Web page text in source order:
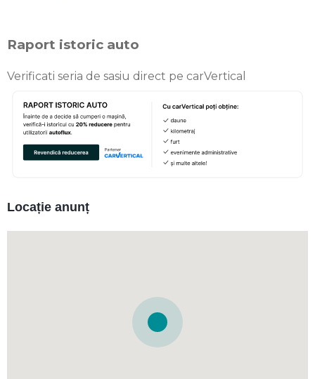
Raport istoric auto
Verificati seria de sasiu direct pe carVertical
Locație anunț